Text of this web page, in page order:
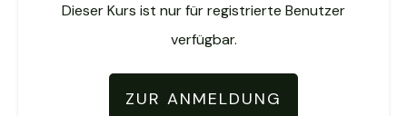
Dieser Kurs ist nur für registrierte Benutzer
verfügbar.
ZUR ANMELDUNG